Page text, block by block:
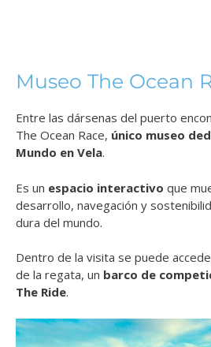
Museo The Ocean
Entre las dársenas del puerto
The Ocean Race, único museo
Mundo en Vela.
Es un espacio interactivo que
desarrollo, navegación y
dura del mundo.
Dentro de la visita se puede
de la regata, un barco de
The Ride.